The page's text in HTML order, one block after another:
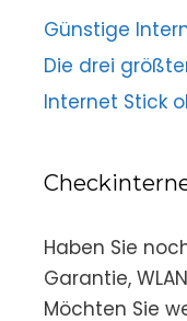
Günstige
Die drei
Internet Stick
Haben Sie
Garantie,
Möchten Sie